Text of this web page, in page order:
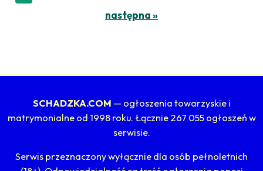
następna »
SCHADZKA.COM — ogłoszenia towarzyskie i
matrymonialne od 1998 roku. Łącznie 267 055 ogłoszeń w
serwisie.
Serwis przeznaczony wyłącznie dla osób pełnoletnich